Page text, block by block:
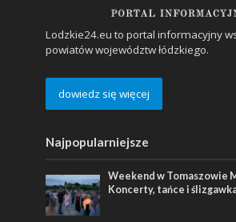
Lodzkie24.eu to portal informacyjny
powiatów województw łódzkiego.
dowiedz się więcej
Najpopularniejsze
Weekend w Tomaszowie
Koncerty, tańce i